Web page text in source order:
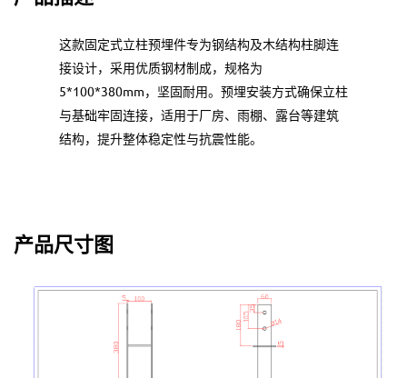
这款固定式立柱预埋件专为钢结构及木结构柱脚连
接设计，采用优质钢材制成，规格为
5*100*380mm，坚固耐用。预埋安装方式确保立柱
与基础牢固连接，适用于厂房、雨棚、露台等建筑
结构，提升整体稳定性与抗震性能。
产品尺寸图